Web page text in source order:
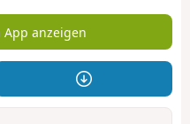
anzeigen